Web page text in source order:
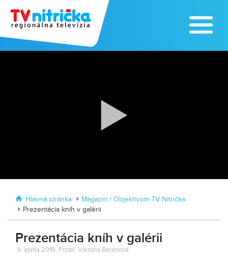
Tvrdošovciach
Hlavná stránka
Magazín / Objektívom TV Nitrička
Prezentácia kníh v galérii
Prezentácia kníh v galérii
9. apríla 2019, Pridal: Viktória Baranová